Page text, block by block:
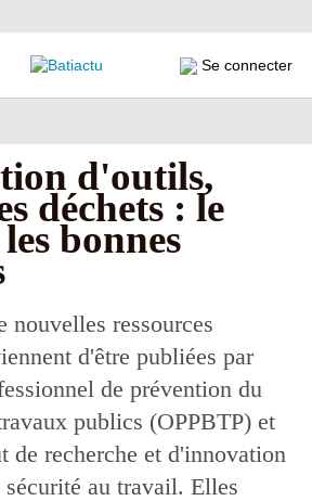
Se connecter
d'outils,
déchets : le
bonnes
nouvelles ressources
d'être publiées par
de prévention du
publics (OPPBTP) et
de recherche et d'innovation
sécurité au travail. Elles